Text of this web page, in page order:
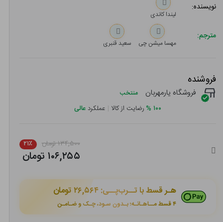
نویسنده:
لیندا کاندی
مترجم:
مهسا میشن چی سعید قنبری
فروشنده
فروشگاه یارمهربان منتخب
۱۰۰ % رضایت از کالا | عملکرد عالی
۱۳۴,۵۰۰ تومان ۲۱٪
۱۰۶,۲۵۵ تومان
هـر قسط با تــرب‌پــی:۲۶,۵۶۴ تومان
۴ قسط مــاهـانـه؛ بـدون سـود، چـک و ضـامـن